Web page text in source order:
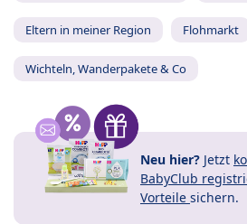
Eltern in meiner Region Flohmarkt
Wichteln, Wanderpakete & Co
Neu hier? Jetzt
BabyClub
Vorteile sichern.